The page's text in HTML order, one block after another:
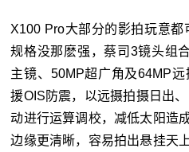
X100 Pro大部分的影拍玩意
规格没那麽强，蔡司3镜头组
主镜、50MP超广角及64MP
援OIS防震，以远摄拍摄日出
动进行运算调校，减低太阳造
边缘更清晰，容易拍出悬挂天